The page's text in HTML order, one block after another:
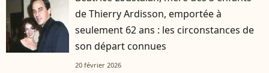
de Thierry Ardisson, emportée à
seulement 62 ans : les circonstances de
son départ connues
20 février 2026